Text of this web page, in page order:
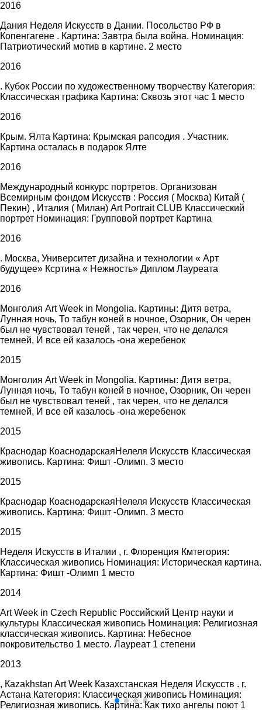
2016
Дания Неделя Искусств в Дании. Посольство РФ в
Копенгагене . Картина: Завтра была война. Номинация:
Патриотический мотив в картине. 2 место
2016
. Кубок России по художественному творчеству Категория:
Классическая графика Картина: Сквозь этот час 1 место
2016
Крым. Ялта Картина: Крымская рапсодия . Участник.
Картина осталась в подарок Ялте
2016
Международный конкурс портретов. Организован
Всемирным фондом Искусств : Россия ( Москва) Китай (
Пекин) , Италия ( Милан) Art Portrait CLUB Классический
портрет Номинация: Групповой портрет Картина
2016
. Москва, Университет дизайна и технологии « Арт
будущее» Ксртина « Нежность» Диплом Лауреата
2016
Монголия Art Week in Mongolia. Картины: Дитя ветра,
Лунная ночь, То табун коней в ночное, Озорник, Он черен
был не чувствовал теней , так черен, что не делался
темней, И все ей казалось -она жеребенок
2015
Монголия Art Week in Mongolia. Картины: Дитя ветра,
Лунная ночь, То табун коней в ночное, Озорник, Он черен
был не чувствовал теней , так черен, что не делался
темней, И все ей казалось -она жеребенок
2015
Краснодар КоаснодарскаяНелеля Искусств Классическая
живопись. Картина: Фишт -Олимп. 3 место
2015
Краснодар КоаснодарскаяНелеля Искусств Классическая
живопись. Картина: Фишт -Олимп. 3 место
2015
Неделя Искусств в Италии , г. Флоренция Кмтегория:
Классическая живопись Номинация: Историческая картина.
Картина: Фишт -Олимп 1 место
2014
Art Week in Czech Republic Российский Центр науки и
культуры Классическая живопись Номинация: Религиозная
классическая живопись. Картина: Небесное
покровительство 1 место. Лауреат 1 степени
2013
, Каzakhstan Art Week Казахстанская Неделя Искусств . г.
Астана Категория: Классическая живопись Номинация:
Религиозная живопись. Картина: Как тихо ангелы поют 1